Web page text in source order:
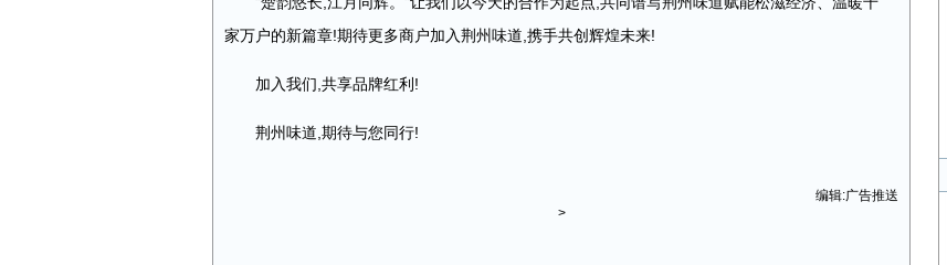
家万户的新篇章!期待更多商户加入荆州味道,携手共创辉煌未来!
加入我们,共享品牌红利!
荆州味道,期待与您同行!
编辑:广告推送
>